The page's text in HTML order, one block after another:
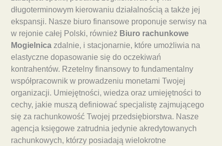
długoterminowym kierowaniu działalnością a także jej
ekspansji. Nasze biuro finansowe proponuje serwisy na
w rejonie całej Polski, również Biuro rachunkowe
Mogielnica zdalnie, i stacjonarnie, które umożliwia na
elastyczne dopasowanie się do oczekiwań
kontrahentów. Rzetelny finansowy to fundamentalny
współpracownik w prowadzeniu monetami Twojej
organizacji. Umiejętności, wiedza oraz umiejętności to
cechy, jakie muszą definiować specjalistę zajmującego
się za rachunkowość Twojej przedsiębiorstwa. Nasze
agencja księgowe zatrudnia jedynie akredytowanych
rachunkowych, którzy posiadają wielokrotne